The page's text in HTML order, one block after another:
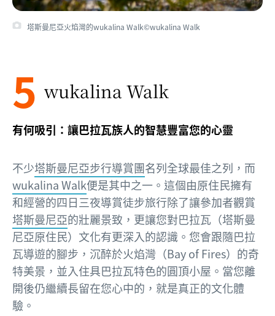
塔斯曼尼亞火焰灣的wukalina Walk©wukalina Walk
5 wukalina Walk
有何吸引：讓巴拉瓦族人的智慧豐富您的心靈
不少塔斯曼尼亞步行導賞團名列全球最佳之列，而
wukalina Walk便是其中之一。這個由原住民擁有
和經營的四日三夜導賞徒步旅行除了讓參加者觀賞
塔斯曼尼亞的壯麗景致，更讓您對巴拉瓦（塔斯曼
尼亞原住民）文化有更深入的認識。您會跟隨巴拉
瓦導遊的腳步，沉醉於火焰灣（Bay of Fires）的奇
特美景，並入住具巴拉瓦特色的圓頂小屋。當您離
開後仍繼續長留在您心中的，就是真正的文化體
驗。